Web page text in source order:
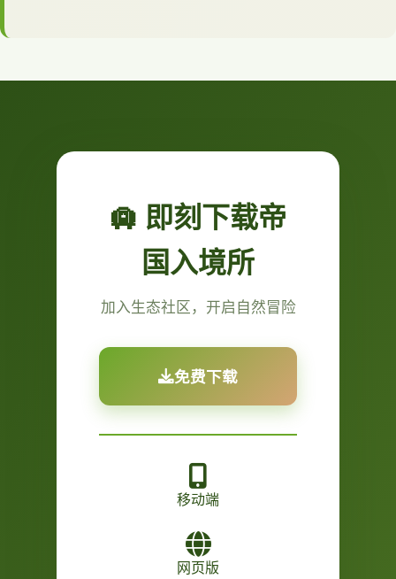
🛄 即刻下载帝
国入境所
加入生态社区，开启自然冒险
免费下载
移动端
网页版